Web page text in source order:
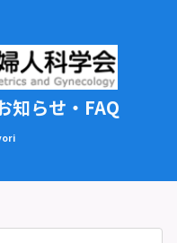
知らせ・FAQ